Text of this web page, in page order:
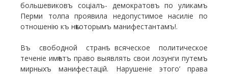
большевиковъ соціалъ- демократовъ по уликамъ
Перми толпа проявила недопустимое насиліе по
отношенію къ нѣкоторымъ манифестантамъ!.
Въ свободной странѣ всяческое политическое
теченіе имѣетъ право выявлять свои лозунги путемъ
мирныхъ манифестацій. Нарушеніе этого’ права